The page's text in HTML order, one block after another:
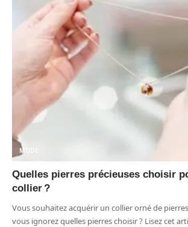
MODE
Quelles pierres précieuses choisir
collier ?
Vous souhaitez acquérir un collier orné de
vous ignorez quelles pierres choisir ? Lisez cet